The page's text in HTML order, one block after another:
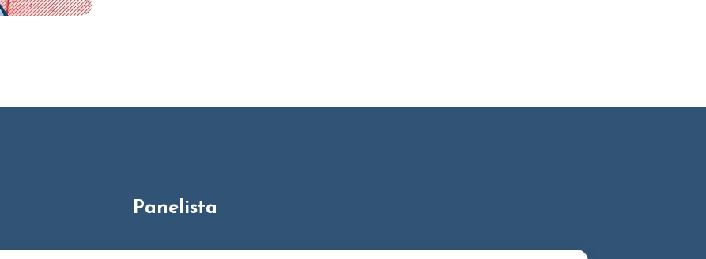
Panelista